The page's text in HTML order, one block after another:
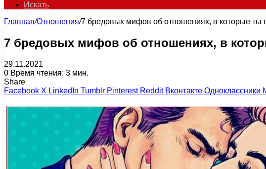
Искать
Главная/Отношения/7 бредовых мифов об отношениях, в которые ты
7 бредовых мифов об отношениях, в
29.11.2021
0 Время чтения: 3 мин.
Share
Facebook X LinkedIn Tumblr Pinterest Reddit Вконтакте Одноклассники